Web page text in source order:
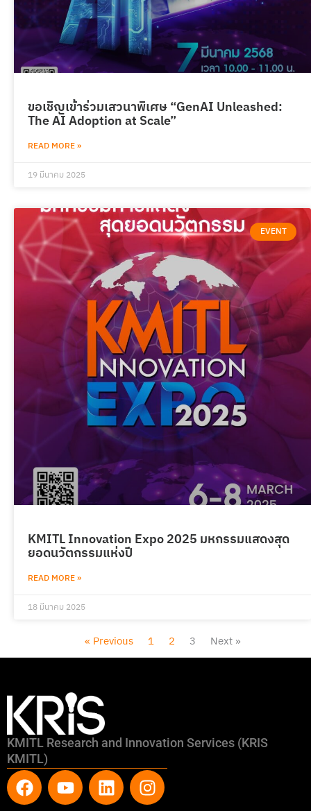
ขอเชิญเข้าร่วมเสวนาพิเศษ “GenAI Unleashed:
The AI Adoption at Scale”
READ MORE »
19 มีนาคม 2025
EVENT
KMITL Innovation Expo 2025 มหกรรมแสดงสุด
ยอดนวัตกรรมแห่งปี
READ MORE »
18 มีนาคม 2025
« Previous 1 2 3 Next »
KMITL Research and Innovation Services (KRIS
KMITL)
F
a
Y
o
L
i
I
n